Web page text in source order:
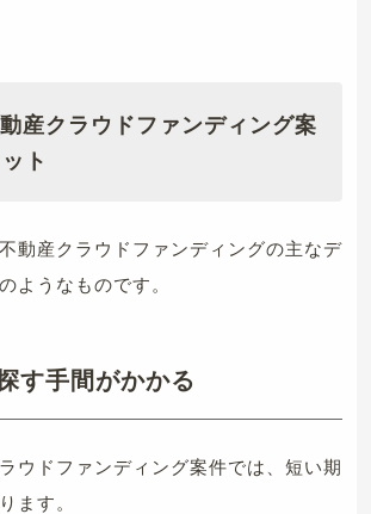
産クラウドファンディング案
ト
動産クラウドファンディングの主なデ
ようなものです。
す手間がかかる
ウドファンディング案件では、短い期
ます。